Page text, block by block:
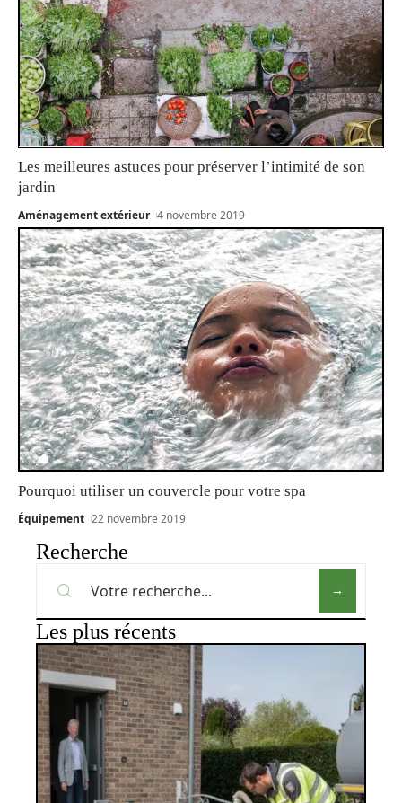
Les meilleures astuces pour préserver l’intimité de son
jardin
Aménagement extérieur 4 novembre 2019
Pourquoi utiliser un couvercle pour votre spa
Équipement 22 novembre 2019
Recherche
Les plus récents